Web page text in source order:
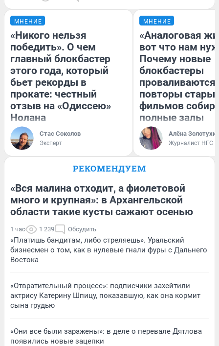
МНЕНИЕ
«Никого нельзя
победить». О чем
главный блокбастер
этого года, который
бьет рекорды в
прокате: честный
отзыв на «Одиссею»
Нолана
Стас Соколов
Эксперт
МНЕНИЕ
«Аналоговая
вот что нам
Почему новые
блокбастеры
повторы
фильмов
полные залы
Алёна
Журналист НГС
РЕКОМЕНДУЕМ
«Вся малина отходит, а фиолетовой
много и крупная»: в Архангельской
области такие кусты сажают осенью
1 час 1 239 Обсудить
«Платишь бандитам, либо стреляешь». Уральский
бизнесмен о том, как в нулевые гнали фуры с Дальнего
Востока
«Отвратительный процесс»: подписчики захейтили
актрису Катерину Шпицу, показавшую, как она кормит
сына грудью
«Они все были заражены»: в деле о перевале Дятлова
появились новые зацепки